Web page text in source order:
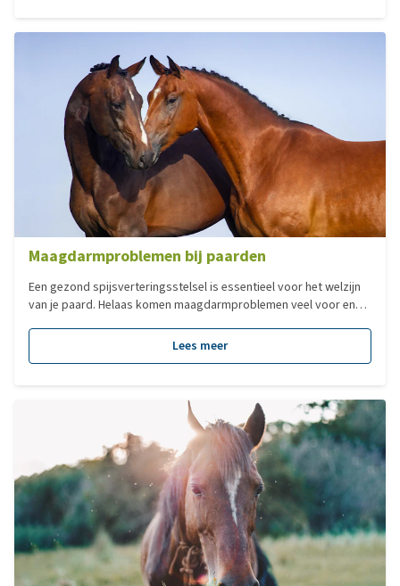
weidemanagement essentieel zijn.
Maagdarmproblemen bij paarden
Een gezond spijsverteringsstelsel is essentieel voor het welzijn
van je paard. Helaas komen maagdarmproblemen veel voor en
paarden een gevoelig spijsverteringssysteem hebben, is het
belangrijk om klachten vroeg te herkennen en gericht te
Lees meer